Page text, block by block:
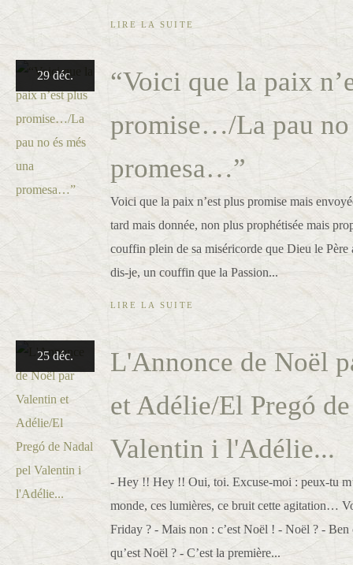
LIRE LA SUITE
29 déc.
“Voici que la paix
promise…/La pau no
promesa…”
Voici que la paix n’est plus promise mais
tard mais donnée, non plus prophétisée mais
couffin plein de sa miséricorde que Dieu le Père
dis-je, un couffin que la Passion...
LIRE LA SUITE
25 déc.
L'Annonce de Noël
et Adélie/El Pregó
Valentin i l'Adélie...
- Hey !! Hey !! Oui, toi. Excuse-moi : peux-tu
monde, ces lumières, ce bruit cette agitation…
Friday ? - Mais non : c’est Noël ! - Noël ? - Ben
qu’est Noël ? - C’est la première...